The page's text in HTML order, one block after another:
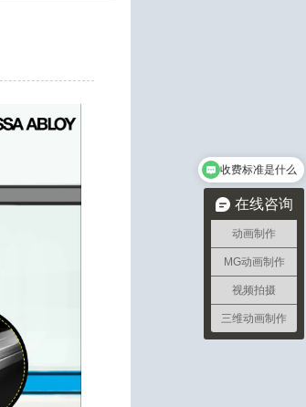
在线咨询
动画制作
MG动画制作
视频拍摄
三维动画制作
收费标准是什么